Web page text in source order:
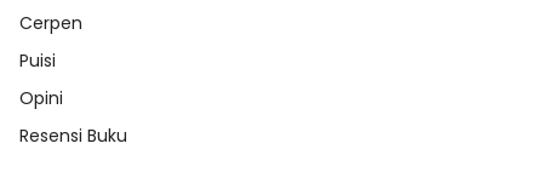
Cerpen
Puisi
Opini
Resensi Buku